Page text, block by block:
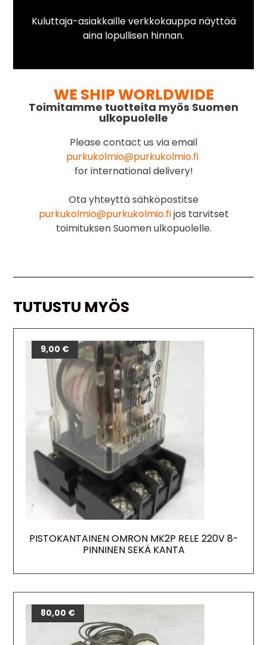
Kuluttaja-asiakkaille verkkokauppa näyttää
aina lopullisen hinnan.
WE SHIP WORLDWIDE
Toimitamme tuotteita myös Suomen
ulkopuolelle
Please contact us via email
purkukolmio@purkukolmio.fi
for international delivery!
Ota yhteyttä sähköpostitse
purkukolmio@purkukolmio.fijos tarvitset
toimituksen Suomen ulkopuolelle.
TUTUSTU MYÖS
PISTOKANTAINEN OMRON MK2P RELE 220V 8-
PINNINEN SEKÄ KANTA
9,00 €
80,00 €